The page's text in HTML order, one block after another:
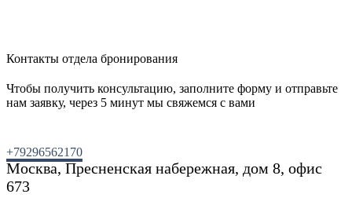
Контакты отдела бронирования
Чтобы получить консультацию, заполните форму и отправьте
нам заявку, через 5 минут мы свяжемся с вами
+79296562170
Москва, Пресненская набережная, дом 8, офис
673